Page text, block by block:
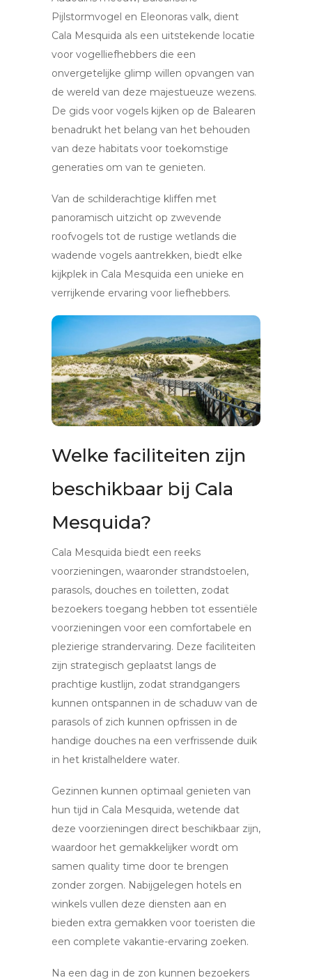
Pijlstormvogel en Eleonoras valk, dient
Cala Mesquida als een uitstekende locatie
voor vogelliefhebbers die een
onvergetelijke glimp willen opvangen van
de wereld van deze majestueuze wezens.
De gids voor vogels kijken op de Balearen
benadrukt het belang van het behouden
van deze habitats voor toekomstige
generaties om van te genieten.
Van de schilderachtige kliffen met
panoramisch uitzicht op zwevende
roofvogels tot de rustige wetlands die
wadende vogels aantrekken, biedt elke
kijkplek in Cala Mesquida een unieke en
verrijkende ervaring voor liefhebbers.
Welke faciliteiten zijn
beschikbaar bij Cala
Mesquida?
Cala Mesquida biedt een reeks
voorzieningen, waaronder strandstoelen,
parasols, douches en toiletten, zodat
bezoekers toegang hebben tot essentiële
voorzieningen voor een comfortabele en
plezierige strandervaring. Deze faciliteiten
zijn strategisch geplaatst langs de
prachtige kustlijn, zodat strandgangers
kunnen ontspannen in de schaduw van de
parasols of zich kunnen opfrissen in de
handige douches na een verfrissende duik
in het kristalheldere water.
Gezinnen kunnen optimaal genieten van
hun tijd in Cala Mesquida, wetende dat
deze voorzieningen direct beschikbaar zijn,
waardoor het gemakkelijker wordt om
samen quality time door te brengen
zonder zorgen. Nabijgelegen hotels en
winkels vullen deze diensten aan en
bieden extra gemakken voor toeristen die
een complete vakantie-ervaring zoeken.
Na een dag in de zon kunnen bezoekers